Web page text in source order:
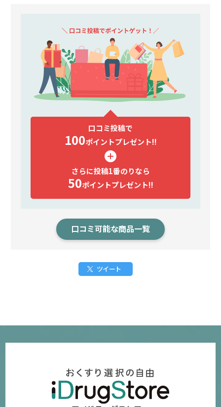
口コミ投稿で
100ポイントプレゼント!!
さらに投稿1番のりなら
50ポイントプレゼント!!
口コミ可能な商品一覧
ツイート